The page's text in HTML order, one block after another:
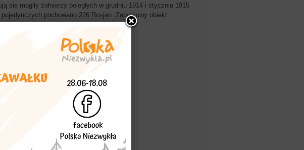
się mogiły żołnierzy poległych w grudniu 1914 i styczniu 1915
pochowano 226 Rosjan. Zabytkowy obiekt
podkarpackie